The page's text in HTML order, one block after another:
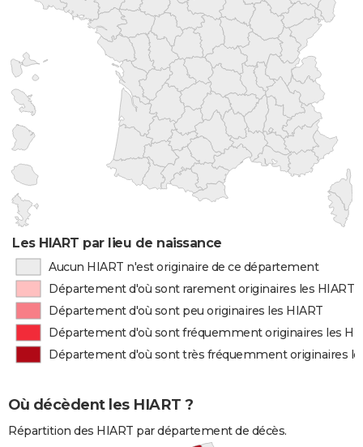
Les HIART par lieu de naissance
Aucun HIART n'est originaire de ce département
Département d'où sont rarement originaires les HIART
Département d'où sont peu originaires les HIART
Département d'où sont fréquemment originaires les
Département d'où sont très fréquemment originaires
Où décèdent les HIART ?
Répartition des HIART par département de décès.